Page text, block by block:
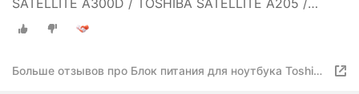
SATELLITE A300D / TOSHIBA SATELLITE A205 /
TOSHIBA SATELLITE L505 / TOSHIBA SATELLITE
L875D / TOSHIBA SATELLITE A105 / TOSHIBA
зарядка 19V 3.95A 5.5x2.5mm 75W
Больше отзывов про Блок питания для ноутбука Toshiba